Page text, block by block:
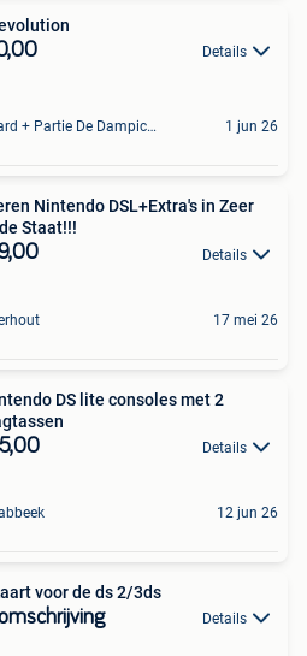
Details
St-Mard + Partie De Dampicourt 1 jun 26
Nintendo DSL+Extra's in Zeer
Staat!!!
Details
17 mei 26
DS lite consoles met 2
Details
12 jun 26
voor de ds 2/3ds
Details